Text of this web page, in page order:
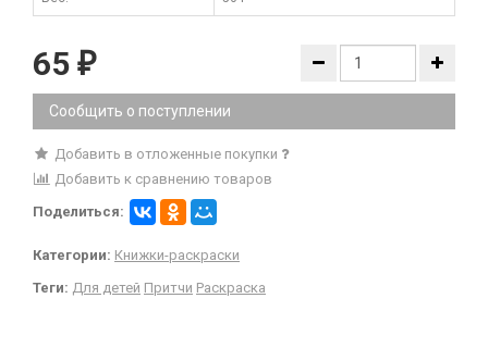
65 ₽
Сообщить о поступлении
Добавить в отложенные покупки
Добавить к сравнению товаров
Поделиться:
Категории: Книжки-раскраски
Теги: Для детей Притчи Раскраска